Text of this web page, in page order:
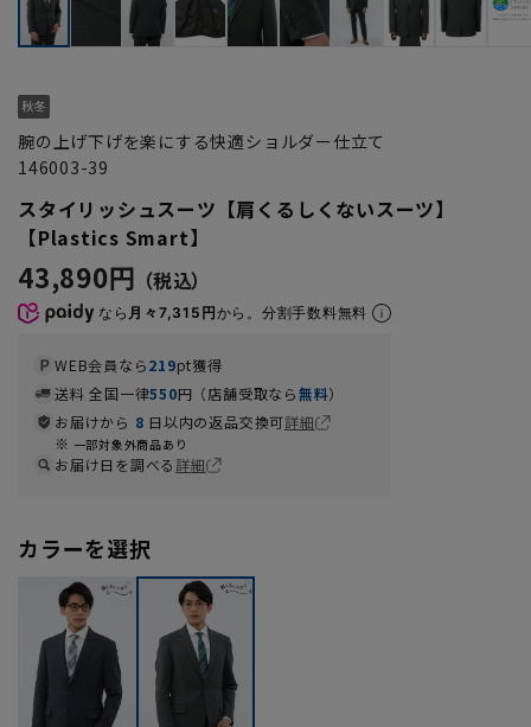
腕の上げ下げを楽にする快適ショルダー仕立て
146003-39
スタイリッシュスーツ【肩くるしくないスーツ】
【Plastics Smart】
43,890円
なら 月々7,315円から。分割手数料無料
WEB会員なら219pt獲得
送料 全国一律550円（店舗受取なら無料）
お届けから 8 日以内の返品交換可詳細
一部対象外商品あり
お届け日を調べる詳細
カラーを選択